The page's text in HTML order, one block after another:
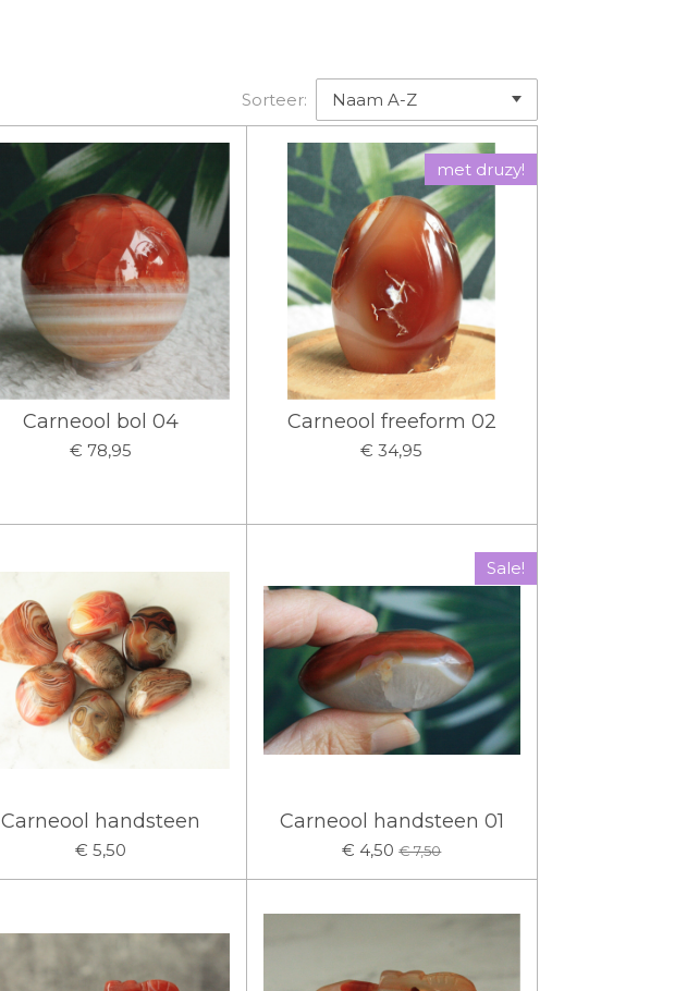
Sorteer:
Carneool bol 04
€ 78,95
met druzy!
Carneool freeform 02
€ 34,95
Carneool handsteen
€ 5,50
Sale!
Carneool handsteen 01
€ 4,50 € 7,50